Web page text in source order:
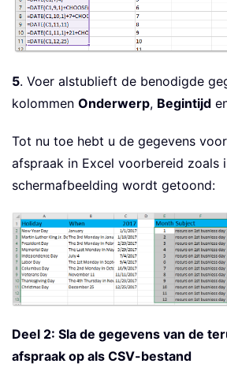
5. Voer alstublieft de benodigde
kolommen Onderwerp, Begintijd
Tot nu toe hebt u de gegevens
afspraak in Excel voorbereid zoals
schermafbeelding wordt getoond:
Deel 2: Sla de gegevens van de
afspraak op als CSV-bestand